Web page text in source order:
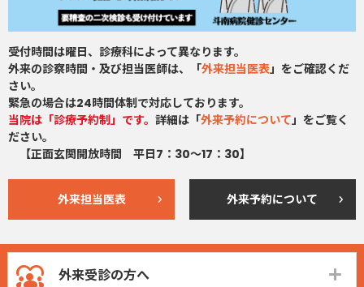
受付時間は曜日、診療科によって異なります。
外来の診察時間・及び担当医師は、「外来担当医表」をご確認くだ
さい。
緊急の場合は24時間体制で対応しております。
当院は「診療予約制」です。 詳細は「外来予約について」をご覧く
ださい。
【正面玄関開放時間 平日7：30～17：30】
外来担当医表 外来予約について
外来受診の方へ